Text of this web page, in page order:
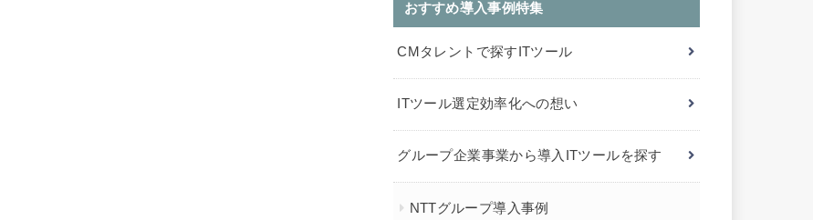
おすすめ導入事例特集
CMタレントで探すITツール
ITツール選定効率化への想い
グループ企業事業から導入ITツールを探す
NTTグループ導入事例